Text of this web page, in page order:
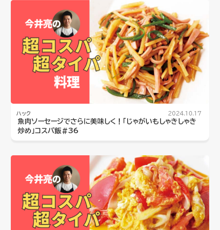
ハック 2024.10.17
魚肉ソーセージでさらに美味しく！「じゃがいもしゃきしゃき
炒め」コスパ飯#36